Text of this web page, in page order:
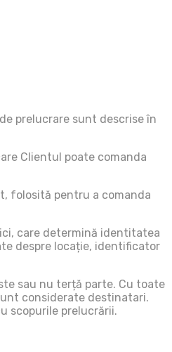
prelucrare sunt descrise în
Clientul poate comanda
folosită pentru a comanda
care determină identitatea
despre locație, identificator
sau nu terță parte. Cu toate
considerate destinatari.
scopurile prelucrării.